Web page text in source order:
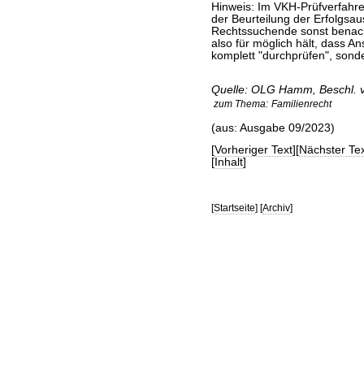
Hinweis: Im VKH-
der Beurteilung der
Rechtssuchende sonst
also für möglich hält, dass
komplett "durchprüfen",
Quelle: OLG Hamm, Beschl.
zum Thema: Familienrecht
(aus: Ausgabe 09/2023)
[Vorheriger Text][Nächster
[Inhalt]
[Startseite] [Archiv]